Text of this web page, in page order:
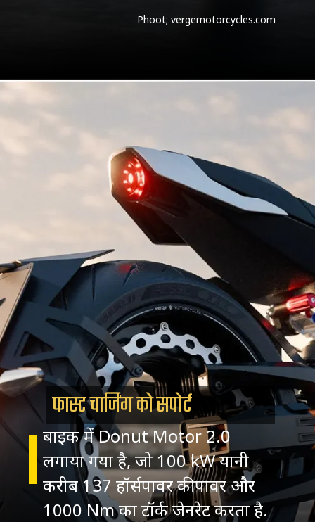
Phoot; vergemotorcycles.com
फास्ट चार्जिंग को सपोर्ट
बाइक में Donut Motor 2.0
लगाया गया है, जो 100 kW यानी
करीब 137 हॉर्सपावर की पावर और
1000 Nm का टॉर्क जेनरेट करता है.